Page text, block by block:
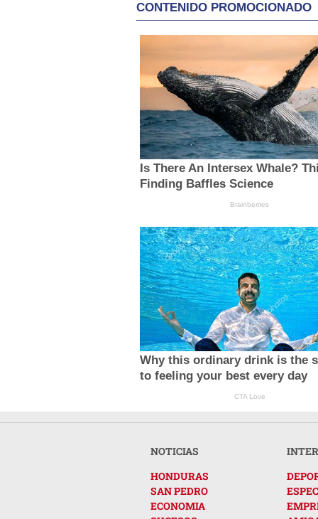
CONTENIDO PROMOCIONADO
Is There An Intersex Whale?
Finding Baffles Science
Brainberries
Why this ordinary drink is the
to feeling your best every day
CTA Love
NOTICIAS
HONDURAS
SAN PEDRO
ECONOMIA